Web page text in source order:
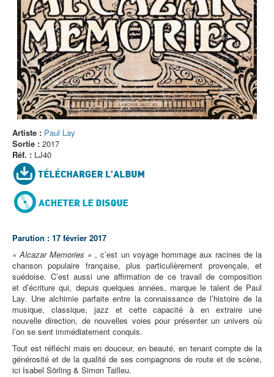
Artiste : Paul Lay
Sortie : 2017
Réf. : LJ40
Parution : 17 février 2017
« Alcazar Memories » , c’est un voyage hommage aux racines de la
chanson populaire française, plus particulièrement provençale, et
suédoise. C’est aussi une affirmation de ce travail de composition
et d’écriture qui, depuis quelques années, marque le talent de Paul
Lay. Une alchimie parfaite entre la connaissance de l’histoire de la
musique, classique, jazz et cette capacité à en extraire une
nouvelle direction, de nouvelles voies pour présenter un univers où
l’on se sent immédiatement conquis.
Tout est réfléchi mais en douceur, en beauté, en tenant compte de la
générosité et de la qualité de ses compagnons de route et de scène,
ici Isabel Sörling & Simon Tailleu.